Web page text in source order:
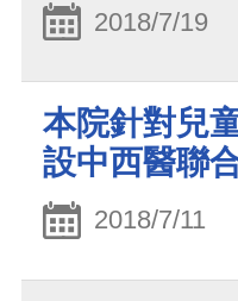
2018/7/19
本院針對兒
設中西醫聯
2018/7/11